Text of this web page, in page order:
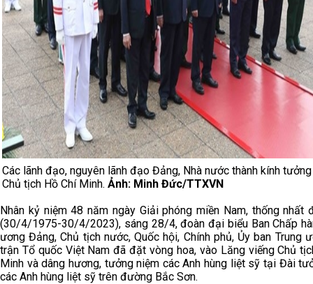
Các lãnh đạo, nguyên lãnh đạo Đảng, Nhà nước thành kính
Chủ tịch Hồ Chí Minh. Ảnh: Minh Đức/TTXVN
Nhân kỷ niệm 48 năm ngày Giải phóng miền Nam, thống nhất
(30/4/1975-30/4/2023), sáng 28/4, đoàn đại biểu Ban Chấp
ương Đảng, Chủ tịch nước, Quốc hội, Chính phủ, Ủy ban Trung
trận Tổ quốc Việt Nam đã đặt vòng hoa, vào Lăng viếng Chủ
Minh và dâng hương, tưởng niệm các Anh hùng liệt sỹ tại Đài
các Anh hùng liệt sỹ trên đường Bắc Sơn.